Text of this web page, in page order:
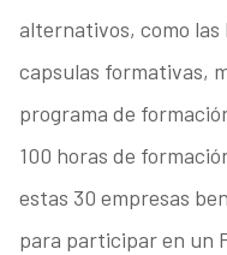
alternativos, como las
capsulas formativas,
programa de
100 horas de
estas 30 empresas
para participar en un